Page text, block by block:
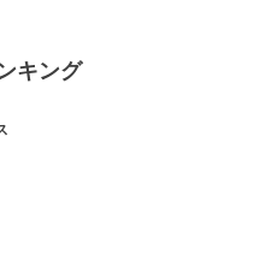
キング